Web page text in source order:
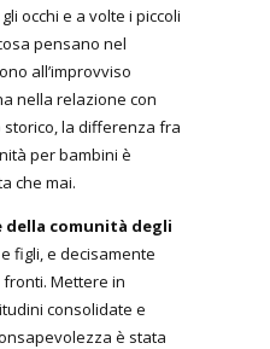
occhi e a volte i piccoli
pensano nel
all’improvviso
nella relazione con
la differenza fra
per bambini è
che mai.
della comunità degli
figli, e decisamente
Mettere in
consolidate e
è stata